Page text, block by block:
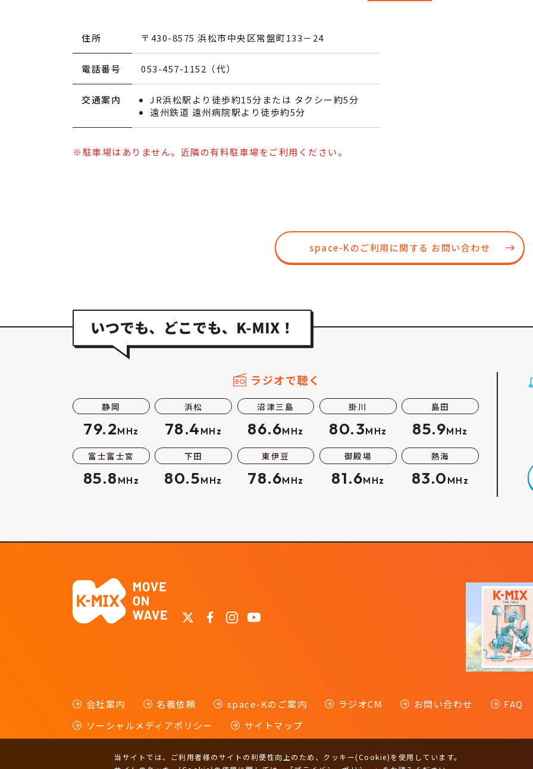
住所 〒430-8575 浜松市中央区常盤町133－24
電話番号 053-457-1152（代）
交通案内
JR浜松駅より徒歩約15分または タクシー約5分
遠州鉄道 遠州病院駅より徒歩約5分
※駐車場はありません。近隣の有料駐車場をご利用ください。
space-Kのご利用に関する お問い合わせ
ラジオで聴く
静岡
79.2MHz
浜松
78.4 MHz
沼津三島
86.6MHz
掛川
80.3MHz
島田
85.9MHz
富士富士宮
85.8 MHz
下田
80.5MHz
東伊豆
78.6MHz
御殿場
81.6MHz
熱海
83.0 MHz
会社案内 名義依頼 space-Kのご案内 ラジオCM お問い合わせ
FAQ
ソーシャルメディアポリシー
サイトマップ
当サイトでは、ご利用者様のサイトの利便性向上のため、クッキー(Cookie)を使用しています。